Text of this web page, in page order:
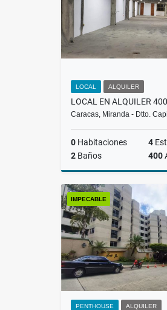
LOCAL ALQUILER
Caracas, Miranda - Dtto.
0 Habitaciones 4
2 Baños 400
US$3,000
IMPECABLE
PENTHOUSE ALQUILER